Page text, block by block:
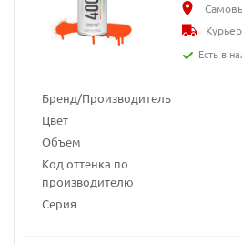
Бренд/Производитель
Цвет
Объем
Код оттенка по
производителю
Серия
Есть в